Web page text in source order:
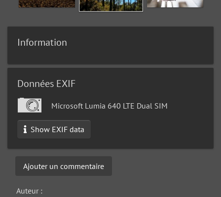
Information
Données EXIF
Microsoft Lumia 640 LTE Dual SIM
Show EXIF data
Ajouter un commentaire
Auteur :